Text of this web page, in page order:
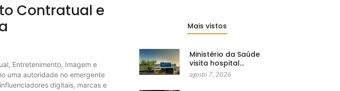
Contratual e
Entretenimento, Imagem e
uma autoridade no emergente
digitais, marcas e
Mais vistos
Ministério da Saúde
visita hospital…
agosto 7, 2026